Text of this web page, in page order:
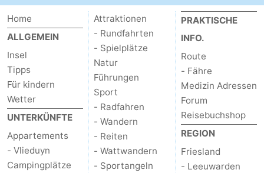
Home
ALLGEMEIN
Insel
Tipps
Für kindern
Wetter
UNTERKÜNFTE
Appartements
- Vlieduyn
Campingplätze
Attraktionen
- Rundfahrten
- Spielplätze
Natur
Führungen
Sport
- Radfahren
- Wandern
- Reiten
- Wattwandern
- Sportangeln
PRAKTISCHE
INFO.
Route
- Fähre
Medizin Adressen
Forum
Reisebuchshop
REGION
Friesland
- Leeuwarden